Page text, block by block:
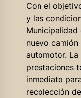
Con el
y las
Municipalidad
nuevo
automotor. La
prestaciones
inmediato
recolección